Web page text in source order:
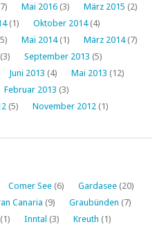
Mai 2016 (3) März 2015 (2)
(1) Oktober 2014(4)
Mai 2014(1) März 2014(7)
(3) September 2013 (5)
Juni 2013 (4) Mai 2013 (12)
Februar 2013 (3)
(5) November 2012 (1)
Comer See (6) Gardasee (20)
Canaria (9) Graubünden (7)
(1) Inntal (3) Kreuth (1)